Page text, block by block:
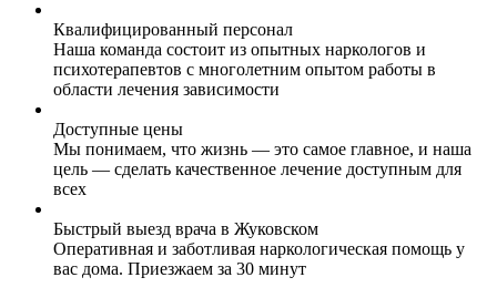
Квалифицированный персонал
Наша команда состоит из опытных наркологов и
психотерапевтов с многолетним опытом работы в
области лечения зависимости
Доступные цены
Мы понимаем, что жизнь — это самое главное, и наша
цель — сделать качественное лечение доступным для
всех
Быстрый выезд врача в Жуковском
Оперативная и заботливая наркологическая помощь у
вас дома. Приезжаем за 30 минут